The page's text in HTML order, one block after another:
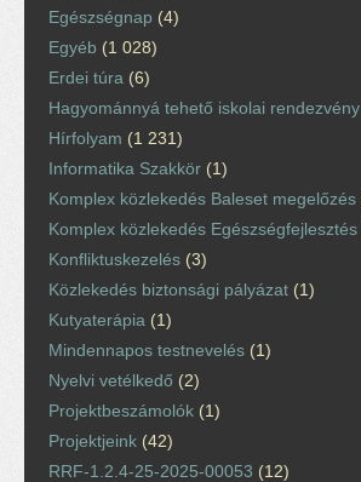
Egészségnap (4)
Egyéb (1 028)
Erdei túra (6)
Hagyománnyá tehető iskolai rendezvény
Hírfolyam (1 231)
Informatika Szakkör (1)
Komplex közlekedés Baleset megelőzés
Komplex közlekedés Egészségfejlesztés
Konfliktuskezelés (3)
Közlekedés biztonsági pályázat (1)
Kutyaterápia (1)
Mindennapos testnevelés (1)
Nyelvi vetélkedő (2)
Projektbeszámolók (1)
Projektjeink (42)
RRF-1.2.4-25-2025-00053 (12)